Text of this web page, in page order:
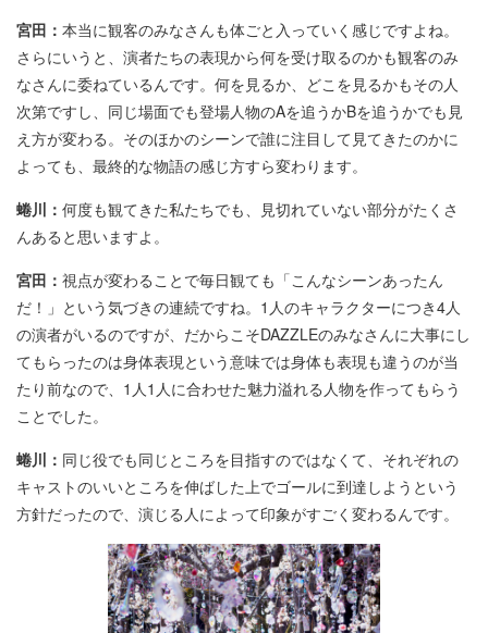
宮田： 本当に観客のみなさんも体ごと入っていく感じですよね。
さらにいうと、演者たちの表現から何を受け取るのかも観客のみ
なさんに委ねているんです。何を見るか、どこを見るかもその人
次第ですし、同じ場面でも登場人物のAを追うかBを追うかでも見
え方が変わる。そのほかのシーンで誰に注目して見てきたのかに
よっても、最終的な物語の感じ方すら変わります。
蜷川： 何度も観てきた私たちでも、見切れていない部分がたくさ
んあると思いますよ。
宮田： 視点が変わることで毎日観ても「こんなシーンあったん
だ！」という気づきの連続ですね。1人のキャラクターにつき4人
の演者がいるのですが、だからこそDAZZLEのみなさんに大事にし
てもらったのは身体表現という意味では身体も表現も違うのが当
たり前なので、1人1人に合わせた魅力溢れる人物を作ってもらう
ことでした。
蜷川： 同じ役でも同じところを目指すのではなくて、それぞれの
キャストのいいところを伸ばした上でゴールに到達しようという
方針だったので、演じる人によって印象がすごく変わるんです。